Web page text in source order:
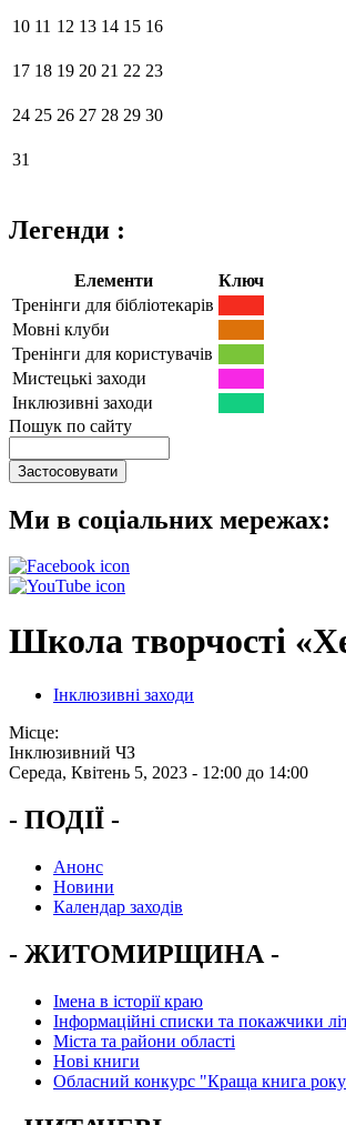
10 11 12 13 14 15 16
17 18 19 20 21 22 23
24 25 26 27 28 29 30
31
Легенди :
Елементи
Ключ
Тренінги для бібліотекарів
Мовні клуби
Тренінги для користувачів
Мистецькі заходи
Інклюзивні заходи
Пошук по сайту
Ми в соціальних мережах:
Школа творчості
Інклюзивні заходи
Місце:
Інклюзивний ЧЗ
Середа, Квітень 5, 2023 - 12:00 до 14:00
- ПОДІЇ -
Анонс
Новини
Календар заходів
- ЖИТОМИРЩИНА -
Імена в історії краю
Інформаційні списки та покажчики
Міста та райони області
Нові книги
Обласний конкурс "Краща книга